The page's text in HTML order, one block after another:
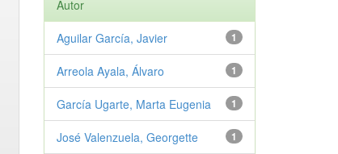
Autor
1
Aguilar García, Javier
1
Arreola Ayala, Álvaro
1
García Ugarte, Marta Eugenia
1
José Valenzuela, Georgette